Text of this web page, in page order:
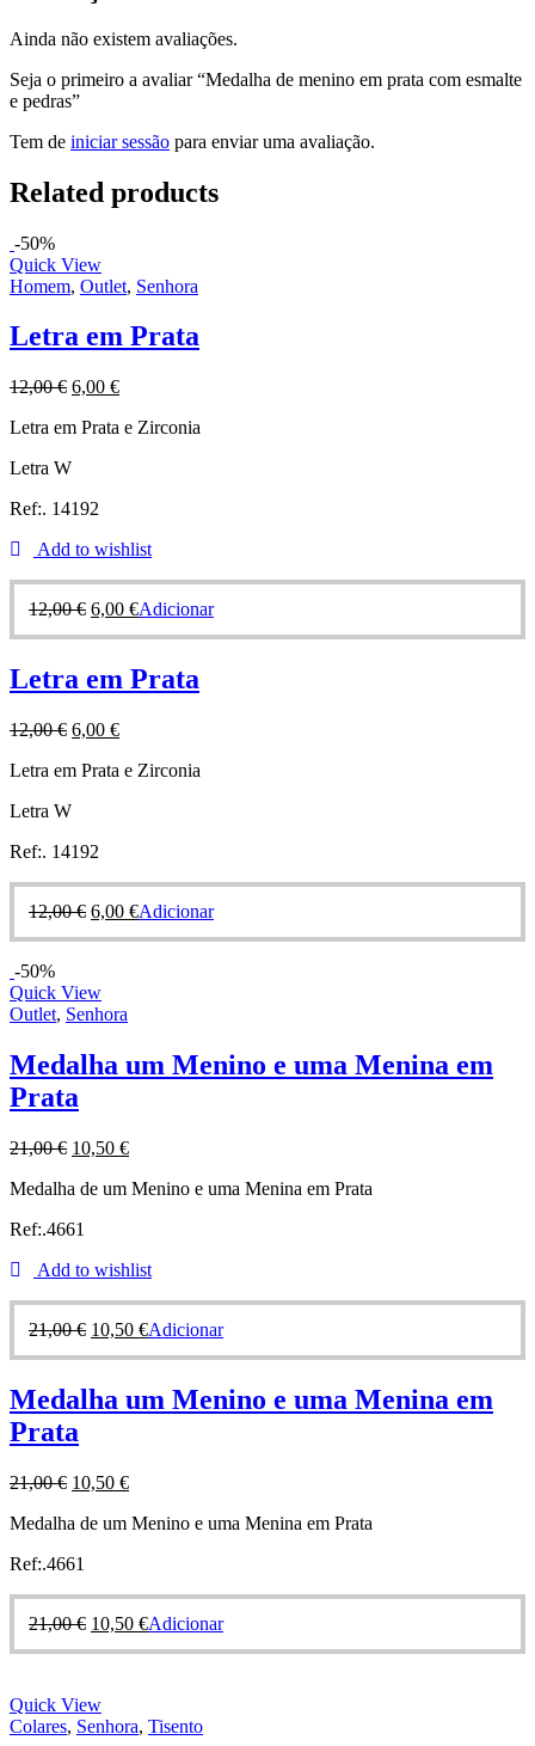
Ainda não existem avaliações.
Seja o primeiro a avaliar “Medalha de menino em prata com esmalte
e pedras”
Tem de iniciar sessão para enviar uma avaliação.
Related products
-50%
Quick View
Homem, Outlet, Senhora
Letra em Prata
12,00€ 6,00 €
Letra em Prata e Zirconia
Letra W
Ref:. 14192
Add to wishlist
12,00€ 6,00 €Adicionar
Letra em Prata
12,00€ 6,00 €
Letra em Prata e Zirconia
Letra W
Ref:. 14192
12,00€ 6,00 €Adicionar
-50%
Quick View
Outlet, Senhora
Medalha um Menino e uma Menina em
Prata
21,00€ 10,50 €
Medalha de um Menino e uma Menina em Prata
Ref:.4661
Add to wishlist
21,00€ 10,50 €Adicionar
Medalha um Menino e uma Menina em
Prata
21,00€ 10,50 €
Medalha de um Menino e uma Menina em Prata
Ref:.4661
21,00€ 10,50 €Adicionar
Quick View
Colares, Senhora, Tisento